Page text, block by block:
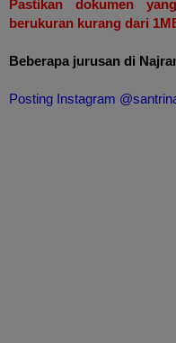
Pastikan dokumen
berukuran kurang dari
Beberapa jurusan di
Posting Instagram